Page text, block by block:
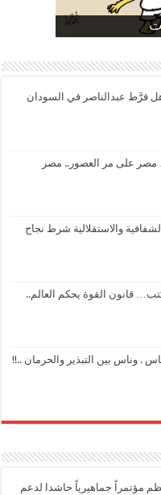
فرَّط عبدالناصر في السودان
مصر على مر العصور.. مصر
والاستقلالية شرط نجاح
قانون القوة يحكم العالم..
. وناس بين التبذير والحرمان ..!!
مؤتمراً جماهيرياً حاشدا لدعم